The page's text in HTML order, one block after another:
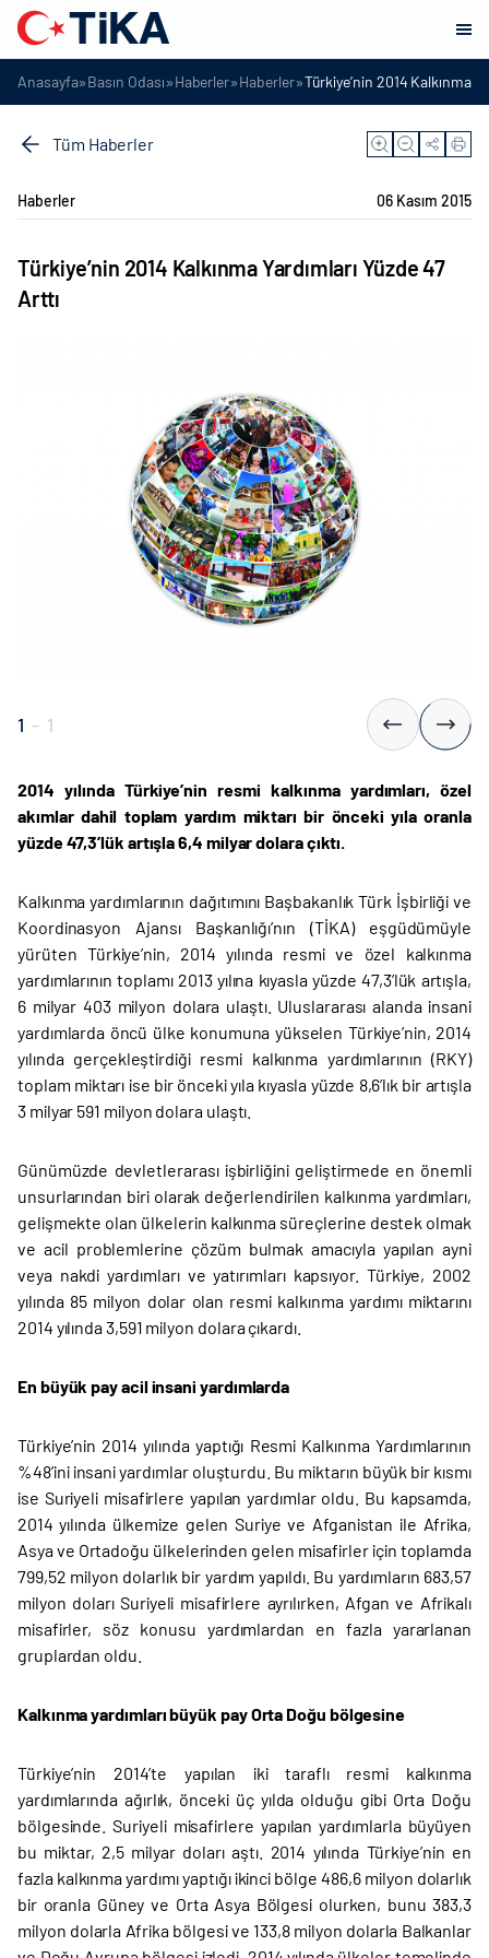
Anasayfa»Basın Odası»Haberler»Haberler»Türkiye’nin 2014 Kalkınma
Tüm Haberler
Haberler 06 Kasım 2015
Türkiye’nin 2014 Kalkınma Yardımları Yüzde 47
Arttı
1 - 1
2014 yılında Türkiye’nin resmi kalkınma yardımları, özel
akımlar dahil toplam yardım miktarı bir önceki yıla oranla
yüzde 47,3’lük artışla 6,4 milyar dolara çıktı.
Kalkınma yardımlarının dağıtımını Başbakanlık Türk İşbirliği ve
Koordinasyon Ajansı Başkanlığı’nın (TİKA) eşgüdümüyle
yürüten Türkiye’nin, 2014 yılında resmi ve özel kalkınma
yardımlarının toplamı 2013 yılına kıyasla yüzde 47,3’lük artışla,
6 milyar 403 milyon dolara ulaştı. Uluslararası alanda insani
yardımlarda öncü ülke konumuna yükselen Türkiye’nin, 2014
yılında gerçekleştirdiği resmi kalkınma yardımlarının (RKY)
toplam miktarı ise bir önceki yıla kıyasla yüzde 8,6’lık bir artışla
3 milyar 591 milyon dolara ulaştı.
Günümüzde devletlerarası işbirliğini geliştirmede en önemli
unsurlarından biri olarak değerlendirilen kalkınma yardımları,
gelişmekte olan ülkelerin kalkınma süreçlerine destek olmak
ve acil problemlerine çözüm bulmak amacıyla yapılan ayni
veya nakdi yardımları ve yatırımları kapsıyor. Türkiye, 2002
yılında 85 milyon dolar olan resmi kalkınma yardımı miktarını
2014 yılında 3,591 milyon dolara çıkardı.
En büyük pay acil insani yardımlarda
Türkiye’nin 2014 yılında yaptığı Resmi Kalkınma Yardımlarının
%48’ini insani yardımlar oluşturdu. Bu miktarın büyük bir kısmı
ise Suriyeli misafirlere yapılan yardımlar oldu. Bu kapsamda,
2014 yılında ülkemize gelen Suriye ve Afganistan ile Afrika,
Asya ve Ortadoğu ülkelerinden gelen misafirler için toplamda
799,52 milyon dolarlık bir yardım yapıldı. Bu yardımların 683,57
milyon doları Suriyeli misafirlere ayrılırken, Afgan ve Afrikalı
misafirler, söz konusu yardımlardan en fazla yararlanan
gruplardan oldu.
Kalkınma yardımları büyük pay Orta Doğu bölgesine
Türkiye’nin 2014’te yapılan iki taraflı resmi kalkınma
yardımlarında ağırlık, önceki üç yılda olduğu gibi Orta Doğu
bölgesinde. Suriyeli misafirlere yapılan yardımlarla büyüyen
bu miktar, 2,5 milyar doları aştı. 2014 yılında Türkiye’nin en
fazla kalkınma yardımı yaptığı ikinci bölge 486,6 milyon dolarlık
bir oranla Güney ve Orta Asya Bölgesi olurken, bunu 383,3
milyon dolarla Afrika bölgesi ve 133,8 milyon dolarla Balkanlar